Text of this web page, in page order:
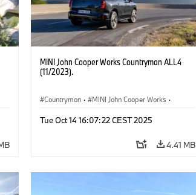
MINI John Cooper Works Countryman ALL4
(11/2023).
Countryman · MINI John Cooper Works ·
Tue Oct 14 16:07:22 CEST 2025
4.41 MB